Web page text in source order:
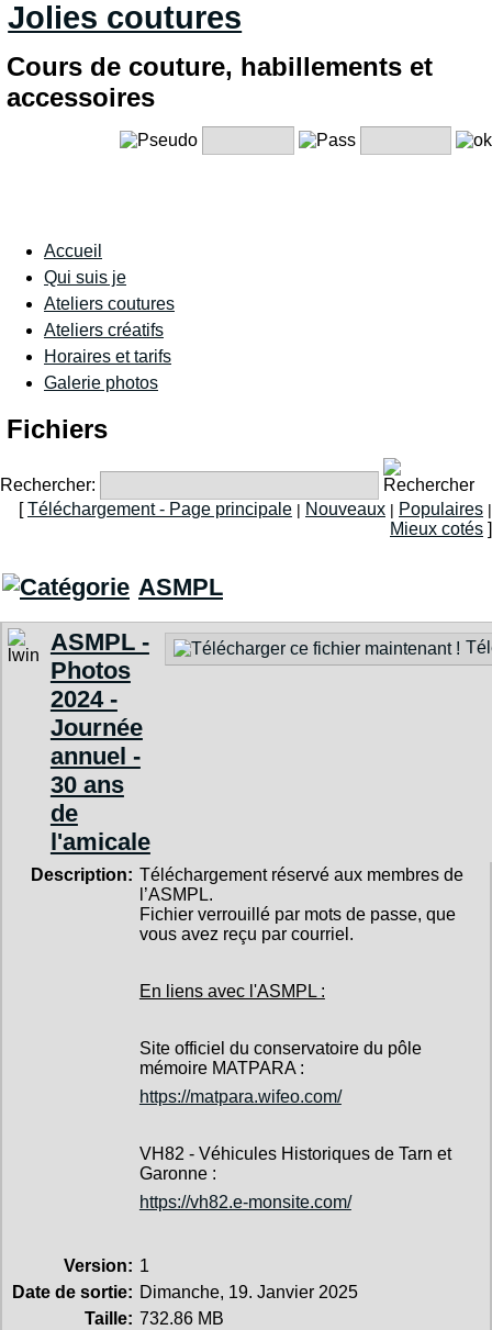
Jolies coutures
Cours de couture, habillements et
accessoires
Accueil
Qui suis je
Ateliers coutures
Ateliers créatifs
Horaires et tarifs
Galerie photos
Fichiers
Rechercher:
[Téléchargement - Page principale | Nouveaux | Populaires |
Mieux cotés ]
ASMPL
ASMPL -
Photos
2024 -
Journée
annuel -
30 ans
de
l'amicale
Description: Téléchargement réservé aux membres de
l’ASMPL.
Fichier verrouillé par mots de passe, que
vous avez reçu par courriel.
En liens avec l'ASMPL :
Site officiel du conservatoire du pôle
mémoire MATPARA :
https://matpara.wifeo.com/
VH82 - Véhicules Historiques de Tarn et
Garonne :
https://vh82.e-monsite.com/
Version: 1
Date de sortie: Dimanche, 19. Janvier 2025
Taille: 732.86 MB